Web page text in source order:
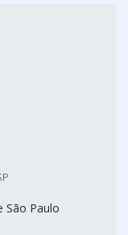
São Paulo